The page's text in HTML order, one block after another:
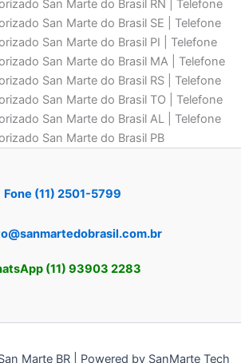
San Marte do Brasil RN | Telefone
San Marte do Brasil SE | Telefone
San Marte do Brasil PI | Telefone
San Marte do Brasil MA | Telefone
San Marte do Brasil RS | Telefone
San Marte do Brasil TO | Telefone
San Marte do Brasil AL | Telefone
San Marte do Brasil PB
Fone (11) 2501-5799
(11) 93903 2283
Marte BR | Powered by SanMarte Tech